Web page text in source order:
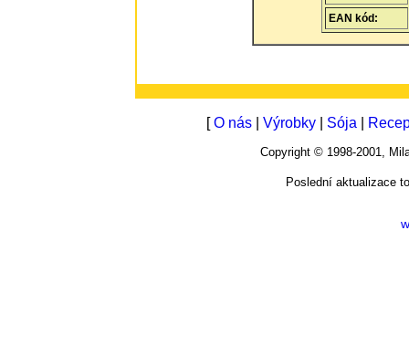
EAN kód:
[O nás Výrobky Sója
Copyright © 1998-2001,
Poslední aktualizace